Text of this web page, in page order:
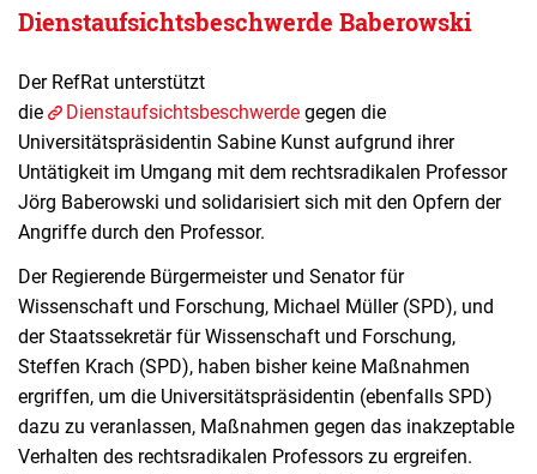
Dienstaufsichtsbeschwerde Baberowski
Der RefRat unterstützt
die
Dienstaufsichtsbeschwerde gegen die
Universitätspräsidentin Sabine Kunst aufgrund ihrer
Untätigkeit im Umgang mit dem rechtsradikalen Professor
Jörg Baberowski und solidarisiert sich mit den Opfern der
Angriffe durch den Professor.
Der Regierende Bürgermeister und Senator für
Wissenschaft und Forschung, Michael Müller (SPD), und
der Staatssekretär für Wissenschaft und Forschung,
Steffen Krach (SPD), haben bisher keine Maßnahmen
ergriffen, um die Universitätspräsidentin (ebenfalls SPD)
dazu zu veranlassen, Maßnahmen gegen das inakzeptable
Verhalten des rechtsradikalen Professors zu ergreifen.